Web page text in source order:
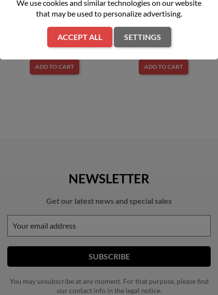
zł1,899.00
ADD TO CART
CADET 12EBTQKC603
zł2,399.00
ADD TO CART
NEWSLETTER
Get our latest news and special sales
You may unsubscribe at any moment. For that purpose, please find
our contact info in the legal notice.
We use cookies and similar technologies on our website
that may be used to personalize advertising.
ACCEPT ALL SETTINGS